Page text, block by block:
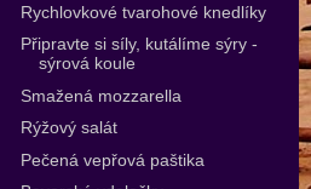
Rychlovkové tvarohové knedlíky
Připravte si síly, kutálíme sýry -
sýrová koule
Smažená mozzarella
Rýžový salát
Pečená vepřová paštika